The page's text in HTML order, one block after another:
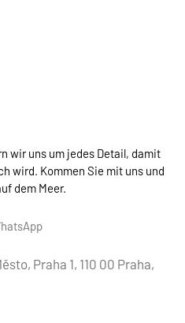
wir uns um jedes Detail, damit
wird. Kommen Sie mit uns und
dem Meer.
Praha 1, 110 00 Praha,